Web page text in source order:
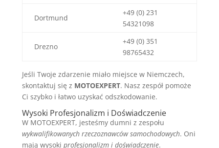
Dortmund
+49 (0) 231
54321098
Drezno
+49 (0) 351
98765432
Jeśli Twoje zdarzenie miało miejsce w Niemczech,
skontaktuj się z MOTOEXPERT. Nasz zespół pomoże
Ci szybko i łatwo uzyskać odszkodowanie.
Wysoki Profesjonalizm i Doświadczenie
W MOTOEXPERT, jesteśmy dumni z zespołu
wykwalifikowanych rzeczoznawców samochodowych. Oni
mają wysoki profesjonalizm i doświadczenie.